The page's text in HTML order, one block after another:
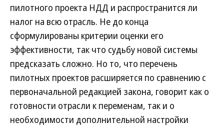
пилотного проекта НДД и распространится ли
налог на всю отрасль. Не до конца
сформулированы критерии оценки его
эффективности, так что судьбу новой системы
предсказать сложно. Но то, что перечень
пилотных проектов расширяется по сравнению с
первоначальной редакцией закона, говорит как о
готовности отрасли к переменам, так и о
необходимости дополнительной настройки